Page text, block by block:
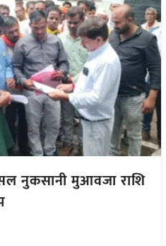
नुकसानी मुआवजा राशि